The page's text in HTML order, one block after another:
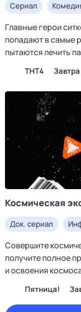
Сериал
Главные герои
попадают в самые
пытаются лечить
ТНТ4
Космическая
Док. сериал
Совершите
получите полное
и освоения
Пятница!